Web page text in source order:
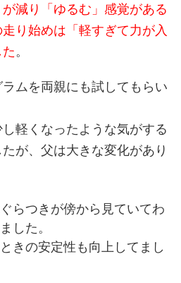
減り「ゆるむ」感覚がある
り始めは「軽すぎて力が入
。
ムを両親にも試してもらい
軽くなったような気がする
が、父は大きな変化があり
らつきが傍から見ていてわ
した。
きの安定性も向上してまし